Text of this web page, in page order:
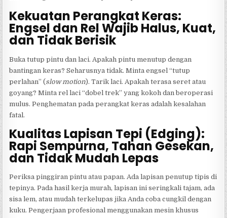
Kekuatan Perangkat Keras:
Engsel dan Rel Wajib Halus, Kuat,
dan Tidak Berisik
Buka tutup pintu dan laci. Apakah pintu menutup dengan
bantingan keras? Seharusnya tidak. Minta engsel “tutup
perlahan” (slow motion). Tarik laci. Apakah terasa seret atau
goyang? Minta rel laci “dobel trek” yang kokoh dan beroperasi
mulus. Penghematan pada perangkat keras adalah kesalahan
fatal.
Kualitas Lapisan Tepi (Edging):
Rapi Sempurna, Tahan Gesekan,
dan Tidak Mudah Lepas
Periksa pinggiran pintu atau papan. Ada lapisan penutup tipis di
tepinya. Pada hasil kerja murah, lapisan ini seringkali tajam, ada
sisa lem, atau mudah terkelupas jika Anda coba cungkil dengan
kuku. Pengerjaan profesional menggunakan mesin khusus